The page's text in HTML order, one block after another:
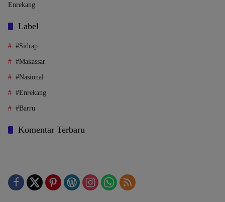
Enrekang
Label
#Sidrap
#Makassar
#Nasional
#Enrekang
#Barru
Komentar Terbaru